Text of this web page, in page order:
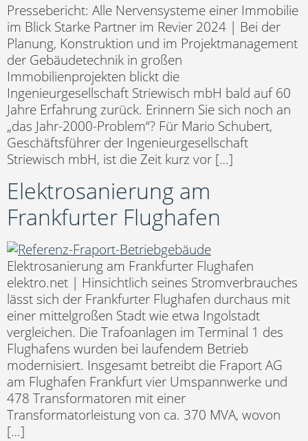
Pressebericht: Alle Nervensysteme einer Immobilie
im Blick Starke Partner im Revier 2024 | Bei der
Planung, Konstruktion und im Projektmanagement
der Gebäudetechnik in großen
Immobilienprojekten blickt die
Ingenieurgesellschaft Striewisch mbH bald auf 60
Jahre Erfahrung zurück. Erinnern Sie sich noch an
„das Jahr-2000-Problem“? Für Mario Schubert,
Geschäftsführer der Ingenieurgesellschaft
Striewisch mbH, ist die Zeit kurz vor […]
Elektrosanierung am
Frankfurter Flughafen
Elektrosanierung am Frankfurter Flughafen
elektro.net | Hinsichtlich seines Stromverbrauches
lässt sich der Frankfurter Flughafen durchaus mit
einer mittelgroßen Stadt wie etwa Ingolstadt
vergleichen. Die Trafoanlagen im Terminal 1 des
Flughafens wurden bei laufendem Betrieb
modernisiert. Insgesamt betreibt die Fraport AG
am Flughafen Frankfurt vier Umspannwerke und
478 Transformatoren mit einer
Transformatorleistung von ca. 370 MVA, wovon
[…]